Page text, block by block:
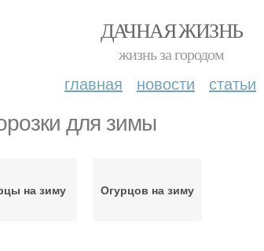
ДАЧНАЯ ЖИЗНЬ
жизнь за городом
главная новости статьи
для зимы
на зиму Огурцов на зиму